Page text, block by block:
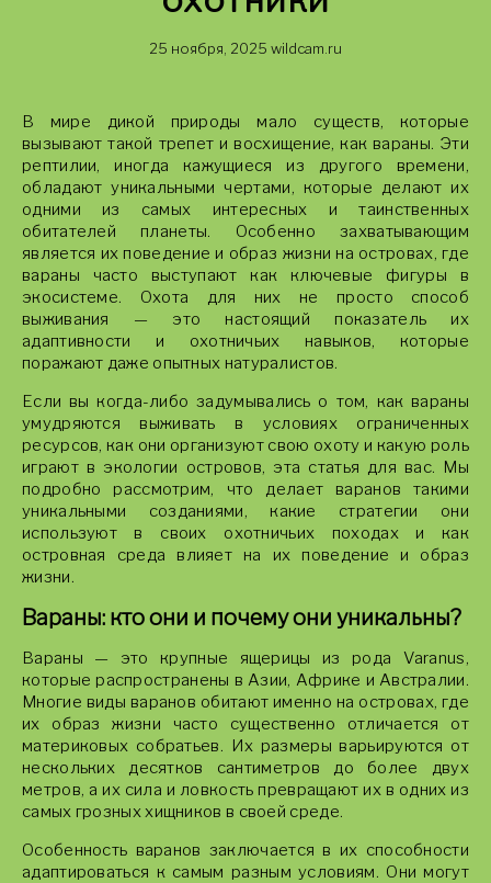
25 ноября, 2025 wildcam.ru
В мире дикой природы мало существ, которые
вызывают такой трепет и восхищение, как вараны. Эти
рептилии, иногда кажущиеся из другого времени,
обладают уникальными чертами, которые делают их
одними из самых интересных и таинственных
обитателей планеты. Особенно захватывающим
является их поведение и образ жизни на островах, где
вараны часто выступают как ключевые фигуры в
экосистеме. Охота для них не просто способ
выживания — это настоящий показатель их
адаптивности и охотничьих навыков, которые
поражают даже опытных натуралистов.
Если вы когда-либо задумывались о том, как вараны
умудряются выживать в условиях ограниченных
ресурсов, как они организуют свою охоту и какую роль
играют в экологии островов, эта статья для вас. Мы
подробно рассмотрим, что делает варанов такими
уникальными созданиями, какие стратегии они
используют в своих охотничьих походах и как
островная среда влияет на их поведение и образ
жизни.
Вараны: кто они и почему они уникальны?
Вараны — это крупные ящерицы из рода Varanus,
которые распространены в Азии, Африке и Австралии.
Многие виды варанов обитают именно на островах, где
их образ жизни часто существенно отличается от
материковых собратьев. Их размеры варьируются от
нескольких десятков сантиметров до более двух
метров, а их сила и ловкость превращают их в одних из
самых грозных хищников в своей среде.
Особенность варанов заключается в их способности
адаптироваться к самым разным условиям. Они могут